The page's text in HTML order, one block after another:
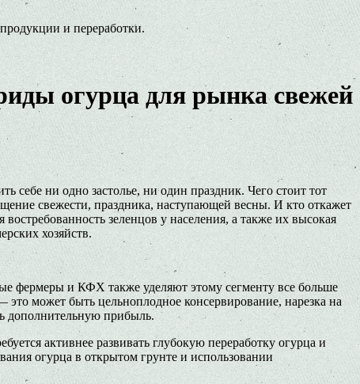
и переработки.
огурца для рынка свежей
себе ни одно застолье, ни один праздник. Чего стоит тот
свежести, праздника, наступающей весны. И кто откажет
зеленцов у населения, а также их высокая
хозяйств.
фермеры и КФХ также уделяют этому сегменту все больше
может быть цельноплодное консервирование, нарезка на
дополнительную прибыль.
активнее развивать глубокую переработку огурца и
огурца в открытом грунте и использовании